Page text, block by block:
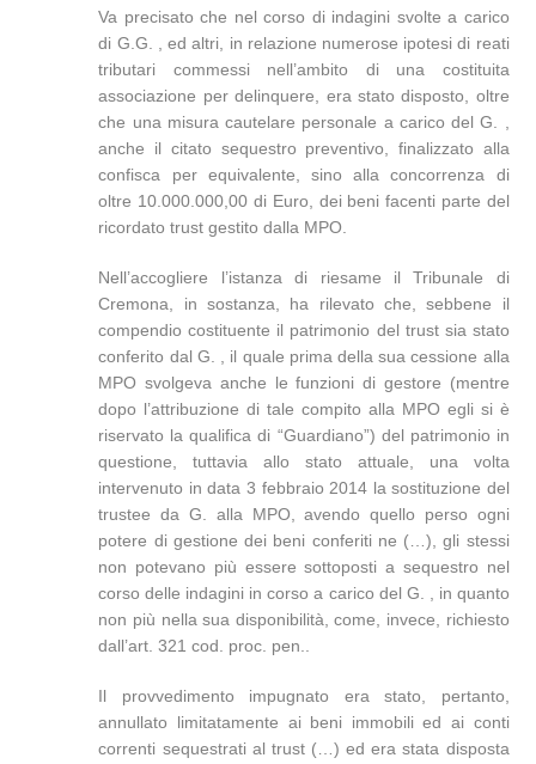
Va precisato che nel corso di indagini svolte a carico
di G.G. , ed altri, in relazione numerose ipotesi di reati
tributari commessi nell’ambito di una costituita
associazione per delinquere, era stato disposto, oltre
che una misura cautelare personale a carico del G. ,
anche il citato sequestro preventivo, finalizzato alla
confisca per equivalente, sino alla concorrenza di
oltre 10.000.000,00 di Euro, dei beni facenti parte del
ricordato trust gestito dalla MPO.
Nell’accogliere l’istanza di riesame il Tribunale di
Cremona, in sostanza, ha rilevato che, sebbene il
compendio costituente il patrimonio del trust sia stato
conferito dal G. , il quale prima della sua cessione alla
MPO svolgeva anche le funzioni di gestore (mentre
dopo l’attribuzione di tale compito alla MPO egli si è
riservato la qualifica di “Guardiano”) del patrimonio in
questione, tuttavia allo stato attuale, una volta
intervenuto in data 3 febbraio 2014 la sostituzione del
trustee da G. alla MPO, avendo quello perso ogni
potere di gestione dei beni conferiti ne (…), gli stessi
non potevano più essere sottoposti a sequestro nel
corso delle indagini in corso a carico del G. , in quanto
non più nella sua disponibilità, come, invece, richiesto
dall’art. 321 cod. proc. pen..
Il provvedimento impugnato era stato, pertanto,
annullato limitatamente ai beni immobili ed ai conti
correnti sequestrati al trust (…) ed era stata disposta